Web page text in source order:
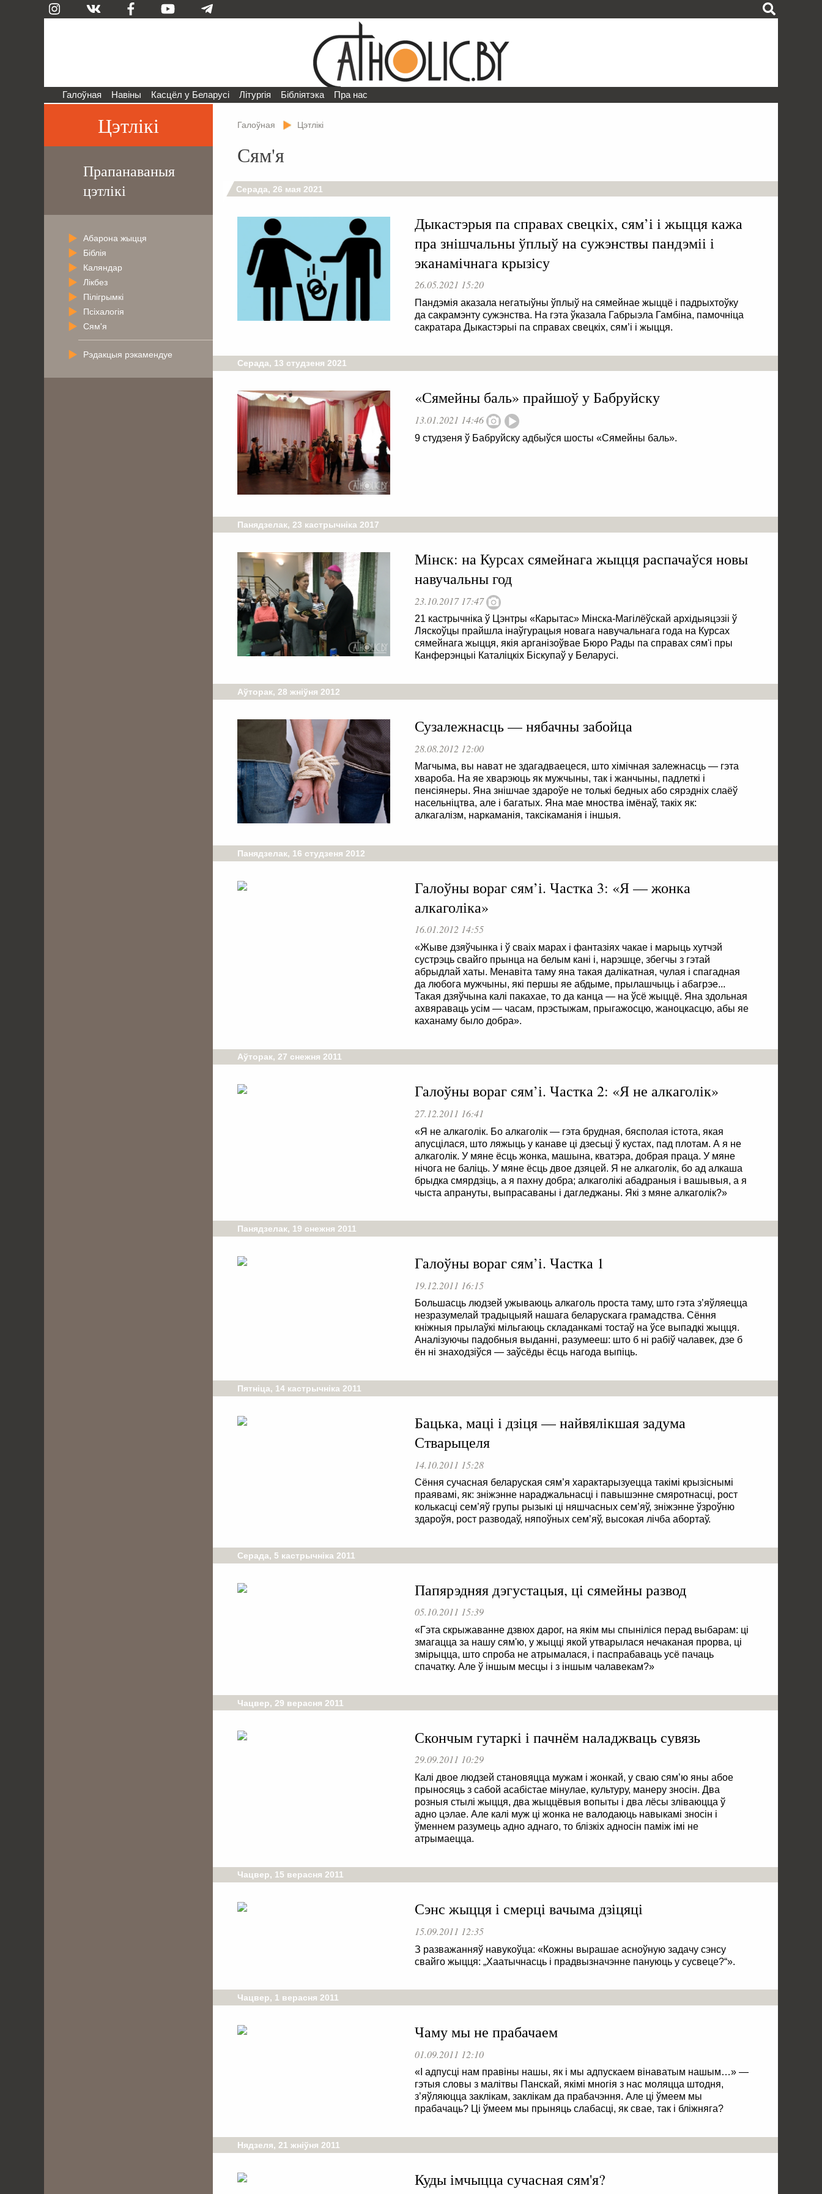
Галоўная Навіны Касцёл у Беларусі Літургія Бібліятэка Пра нас
Галоўная Цэтлікі
Сям'я
Серада, 26 мая 2021
Дыкастэрыя па справах свецкіх, сям’і і жыцця кажа
пра знішчальны ўплыў на сужэнствы пандэміі і
эканамічнага крызісу
26.05.2021 15:20
Пандэмія аказала негатыўны ўплыў на сямейнае жыццё і падрыхтоўку
да сакрамэнту сужэнства. На гэта ўказала Габрыэла Гамбіна, памочніца
сакратара Дыкастэрыі па справах свецкіх, сям’і і жыцця.
Серада, 13 студзеня 2021
«Сямейны баль» прайшоў у Бабруйску
13.01.2021 14:46
9 студзеня ў Бабруйску адбыўся шосты «Сямейны баль».
Панядзелак, 23 кастрычніка 2017
Мінск: на Курсах сямейнага жыцця распачаўся новы
навучальны год
23.10.2017 17:47
21 кастрычніка ў Цэнтры «Карытас» Мінска-Магілёўскай архідыяцэзіі ў
Ляскоўцы прайшла інаўгурацыя новага навучальнага года на Курсах
сямейнага жыцця, якія арганізоўвае Бюро Рады па справах сям'і пры
Канферэнцыі Каталіцкіх Біскупаў у Беларусі.
Аўторак, 28 жніўня 2012
Сузалежнасць — нябачны забойца
28.08.2012 12:00
Магчыма, вы нават не здагадваецеся, што хімічная залежнасць — гэта
хвароба. На яе хварэюць як мужчыны, так і жанчыны, падлеткі і
пенсіянеры. Яна знішчае здароўе не толькі бедных або сярэдніх слаёў
насельніцтва, але і багатых. Яна мае мноства імёнаў, такіх як:
алкагалізм, наркаманія, таксікаманія і іншыя.
Панядзелак, 16 студзеня 2012
Галоўны вораг сям’і. Частка 3: «Я — жонка
алкаголіка»
16.01.2012 14:55
«Жыве дзяўчынка і ў сваіх марах і фантазіях чакае і марыць хутчэй
сустрэць свайго прынца на белым кані і, нарэшце, збегчы з гэтай
абрыдлай хаты. Менавіта таму яна такая далікатная, чулая і спагадная
да любога мужчыны, які першы яе абдыме, прылашчыць і абагрэе...
Такая дзяўчына калі пакахае, то да канца — на ўсё жыццё. Яна здольная
ахвяраваць усім — часам, прэстыжам, прыгажосцю, жаноцкасцю, абы яе
каханаму было добра».
Аўторак, 27 снежня 2011
Галоўны вораг сям’і. Частка 2: «Я не алкаголік»
27.12.2011 16:41
«Я не алкаголік. Бо алкаголік — гэта брудная, бясполая істота, якая
апусцілася, што ляжыць у канаве ці дзесьці ў кустах, пад плотам. А я не
алкаголік. У мяне ёсць жонка, машына, кватэра, добрая праца. У мяне
нічога не баліць. У мяне ёсць двое дзяцей. Я не алкаголік, бо ад алкаша
брыдка смярдзіць, а я пахну добра; алкаголікі абадраныя і вашывыя, а я
чыста апрануты, выпрасаваны і дагледжаны. Які з мяне алкаголік?»
Панядзелак, 19 снежня 2011
Галоўны вораг сям’і. Частка 1
19.12.2011 16:15
Большасць людзей ужываюць алкаголь проста таму, што гэта з’яўляецца
незразумелай традыцыяй нашага беларускага грамадства. Сёння
кніжныя прылаўкі мільгаюць складанкамі тостаў на ўсе выпадкі жыцця.
Аналізуючы падобныя выданні, разумееш: што б ні рабіў чалавек, дзе б
ён ні знаходзіўся — заўсёды ёсць нагода выпіць.
Пятніца, 14 кастрычніка 2011
Бацька, маці і дзіця — найвялікшая задума
Стварыцеля
14.10.2011 15:28
Сёння сучасная беларуская сям’я характарызуецца такімі крызіснымі
праявамі, як: зніжэнне нараджальнасці і павышэнне смяротнасці, рост
колькасці сем’яў групы рызыкі ці няшчасных сем’яў, зніжэнне ўзроўню
здароўя, рост разводаў, няпоўных сем’яў, высокая лічба абортаў.
Серада, 5 кастрычніка 2011
Папярэдняя дэгустацыя, ці сямейны развод
05.10.2011 15:39
«Гэта скрыжаванне дзвюх дарог, на якім мы спыніліся перад выбарам: ці
змагацца за нашу сям'ю, у жыцці якой утварылася нечаканая прорва, ці
змірыцца, што спроба не атрымалася, і паспрабаваць усё пачаць
спачатку. Але ў іншым месцы і з іншым чалавекам?»
Чацвер, 29 верасня 2011
Скончым гутаркі і пачнём наладжваць сувязь
29.09.2011 10:29
Калі двое людзей становяцца мужам і жонкай, у сваю сям’ю яны абое
прыносяць з сабой асабістае мінулае, культуру, манеру зносін. Два
розныя стылі жыцця, два жыццёвыя вопыты і два лёсы зліваюцца ў
адно цэлае. Але калі муж ці жонка не валодаюць навыкамі зносін і
ўменнем разумець адно аднаго, то блізкіх адносін паміж імі не
атрымаецца.
Чацвер, 15 верасня 2011
Сэнс жыцця і смерці вачыма дзіцяці
15.09.2011 12:35
З разважанняў навукоўца: «Кожны вырашае асноўную задачу сэнсу
свайго жыцця: „Хаатычнасць і прадвызначэнне пануюць у сусвеце?“».
Чацвер, 1 верасня 2011
Чаму мы не прабачаем
01.09.2011 12:10
«І адпусці нам правіны нашы, як і мы адпускаем вінаватым нашым…» —
гэтыя словы з малітвы Панскай, якімі многія з нас моляцца штодня,
з’яўляюцца заклікам, заклікам да прабачэння. Але ці ўмеем мы
прабачаць? Ці ўмеем мы прыняць слабасці, як свае, так і бліжняга?
Нядзеля, 21 жніўня 2011
Куды імчыцца сучасная сям'я?
Цэтлікі
Прапанаваныя
цэтлікі
Абарона жыцця
Біблія
Каляндар
Лікбез
Пілігрымкі
Псіхалогія
Сям'я
Рэдакцыя рэкамендуе